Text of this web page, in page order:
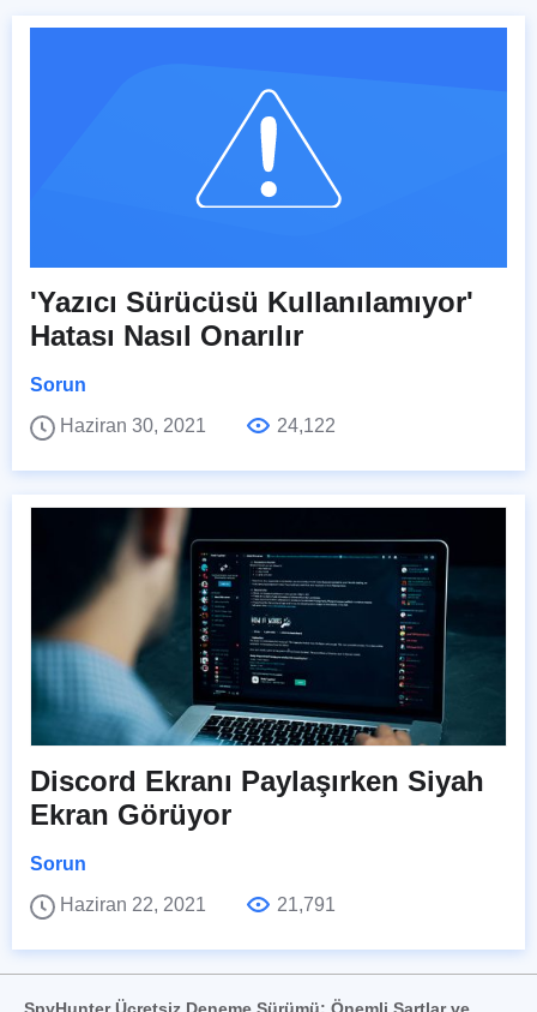
'Yazıcı Sürücüsü Kullanılamıyor'
Hatası Nasıl Onarılır
Sorun
Haziran 30, 2021
24,122
Discord Ekranı Paylaşırken Siyah
Ekran Görüyor
Sorun
Haziran 22, 2021
21,791
SpyHunter Ücretsiz Deneme Sürümü: Önemli Şartlar ve